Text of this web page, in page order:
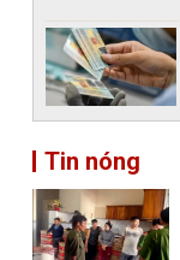
Tin nóng